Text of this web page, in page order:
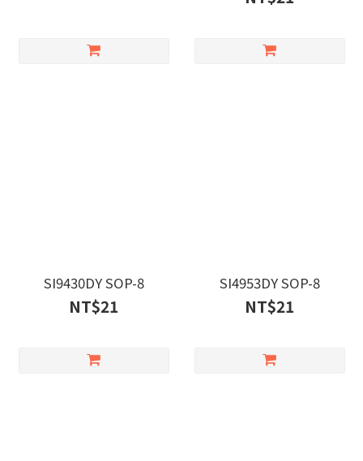
SI9430DY SOP-8
NT$21
SI4953DY SOP-8
NT$21